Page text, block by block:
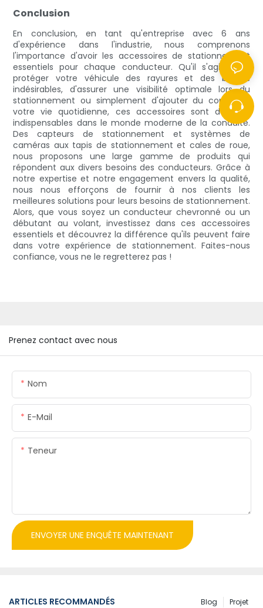
Conclusion
En conclusion, en tant qu'entreprise avec 6 ans
d'expérience dans l'industrie, nous comprenons
l'importance d'avoir les accessoires de stationnement
essentiels pour chaque conducteur. Qu'il s'agisse de
protéger votre véhicule des rayures et des bosses
indésirables, d'assurer une visibilité optimale lors du
stationnement ou simplement d'ajouter du confort à
votre vie quotidienne, ces accessoires sont devenus
indispensables dans le monde moderne de la conduite.
Des capteurs de stationnement et systèmes de
caméras aux tapis de stationnement et cales de roue,
nous proposons une large gamme de produits qui
répondent aux divers besoins des conducteurs. Grâce à
notre expertise et notre engagement envers la qualité,
nous nous efforçons de fournir à nos clients les
meilleures solutions pour leurs besoins de stationnement.
Alors, que vous soyez un conducteur chevronné ou un
débutant au volant, investissez dans ces accessoires
essentiels et découvrez la différence qu'ils peuvent faire
dans votre expérience de stationnement. Faites-nous
confiance, vous ne le regretterez pas !
Prenez contact avec nous
Nom
E-Mail
Teneur
ENVOYER UNE ENQUÊTE MAINTENANT
ARTICLES RECOMMANDÉS Projet
Blog